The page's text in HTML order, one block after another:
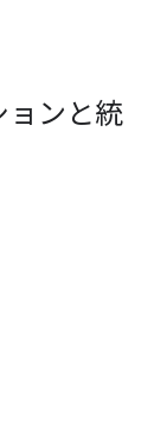
ンと統